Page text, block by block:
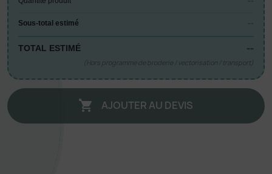
Sous-total estimé --
TOTAL ESTIMÉ --
(Hors programme de broderie / vectorisation / transport)
 AJOUTER AU DEVIS